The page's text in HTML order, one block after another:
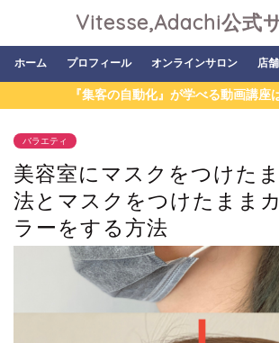
Vitesse,Adachi公式
ホーム プロフィール オンラインサロン 店
『集客の自動化』が学べる動画講座
バラエティ
美容室にマスクをつけた
法とマスクをつけたまま
ラーをする方法